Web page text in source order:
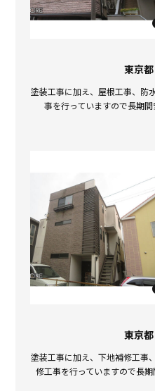
東京
塗装工事に加え、屋根工事、防
事を行っていますので長期間
東京
塗装工事に加え、下地補修工事
修工事を行っていますので長期